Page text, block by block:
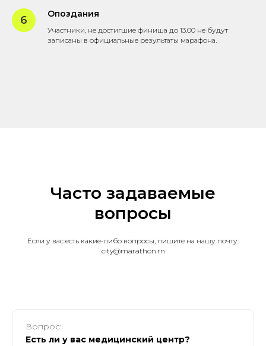
Опоздания
Участники, не достигшие финиша до 13.00 не будут
записаны в официальные результаты марафона.
Часто задаваемые
вопросы
Если у вас есть какие-либо вопросы, пишите на нашу почту:
city@marathon.rn
Вопрос:
Есть ли у вас медицинский центр?